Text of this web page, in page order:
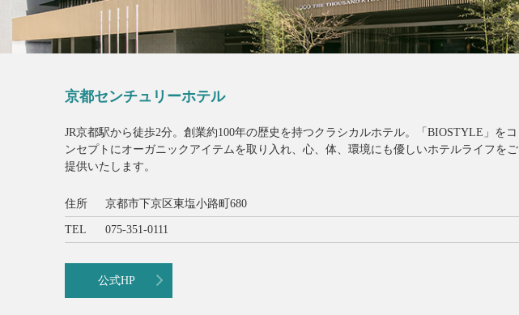
京都センチュリーホテル
JR京都駅から徒歩2分。創業約100年の歴史を持つクラシカルホテル。「BIOSTYLE」をコ
ンセプトにオーガニックアイテムを取り入れ、心、体、環境にも優しいホテルライフをご
提供いたします。
住所 京都市下京区東塩小路町680
TEL 075-351-0111
公式HP